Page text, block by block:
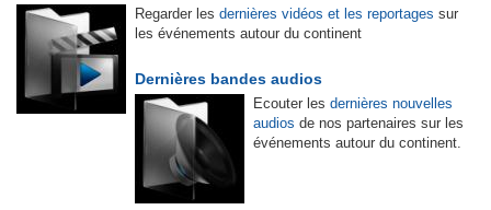
Regarder les dernières vidéos et les reportages sur
les événements autour du continent
Dernières bandes audios
Ecouter les dernières nouvelles
audios de nos partenaires sur les
événements autour du continent.